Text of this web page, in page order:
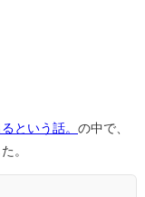
という話。 の中で、
。